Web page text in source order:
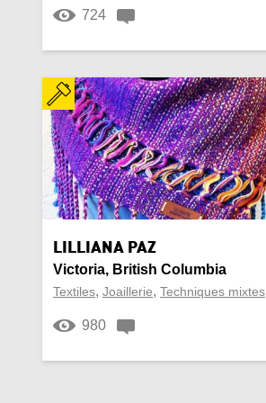
724
LILLIANA PAZ
Victoria, British Columbia
Textiles, Joaillerie, Techniques mixtes
980